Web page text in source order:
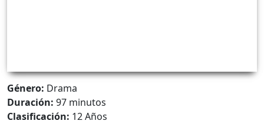
Género: Drama
Duración: 97 minutos
Clasificación: 12 Años